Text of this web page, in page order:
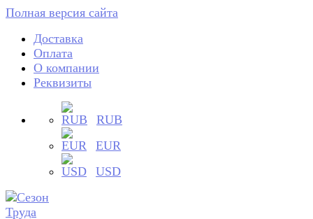
Полная версия сайта
Доставка
Оплата
О компании
Реквизиты
RUB
EUR
USD